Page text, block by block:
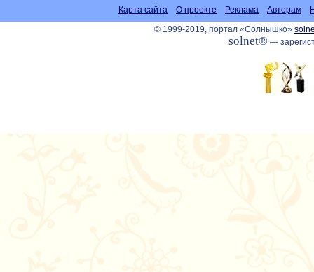
Карта сайта О проекте Реклама Авторам
© 1999-2019, портал «Солнышко»
solnet®—